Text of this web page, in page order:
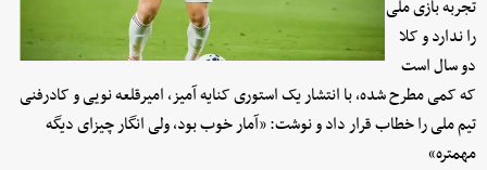
تجربه بازی ملی
را ندارد و کلا
دو سال است
که کمی مطرح شده، با انتشار یک استوری کنایه آمیز، امیرقلعه نویی و کادرفنی
تیم ملی را خطاب قرار داد و نوشت: «آمار خوب بود، ولی انگار چیزای دیگه
مهمتره»